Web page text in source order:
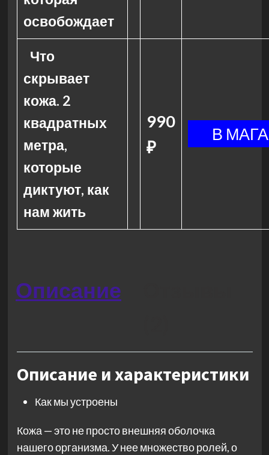
освобождает
Что
скрывает
кожа. 2
квадратных
метра,
которые
диктуют, как
нам жить
990
₽
Описание
Описание и характеристики
Как мы устроены
Кожа — это не просто внешняя оболочка
нашего организма. У нее множество ролей, о